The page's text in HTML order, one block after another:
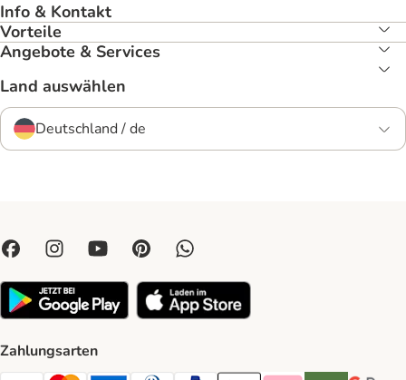
Info & Kontakt
Vorteile
Angebote & Services
Land auswählen
Deutschland / de
Zahlungsarten